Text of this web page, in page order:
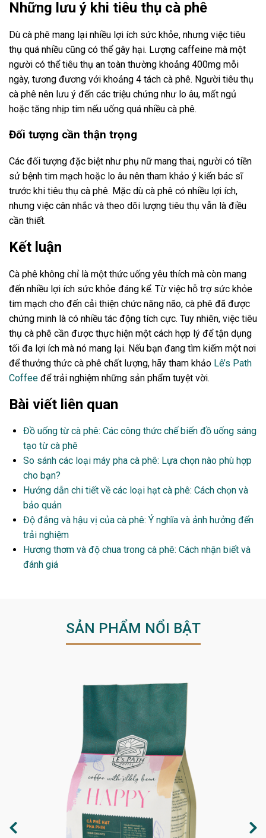
Những lưu ý khi tiêu thụ cà phê
Dù cà phê mang lại nhiều lợi ích sức khỏe, nhưng việc tiêu
thụ quá nhiều cũng có thể gây hại. Lượng caffeine mà một
người có thể tiêu thụ an toàn thường khoảng 400mg mỗi
ngày, tương đương với khoảng 4 tách cà phê. Người tiêu thụ
cà phê nên lưu ý đến các triệu chứng như lo âu, mất ngủ
hoặc tăng nhịp tim nếu uống quá nhiều cà phê.
Đối tượng cần thận trọng
Các đối tượng đặc biệt như phụ nữ mang thai, người có tiền
sử bệnh tim mạch hoặc lo âu nên tham khảo ý kiến bác sĩ
trước khi tiêu thụ cà phê. Mặc dù cà phê có nhiều lợi ích,
nhưng việc cân nhắc và theo dõi lượng tiêu thụ vẫn là điều
cần thiết.
Kết luận
Cà phê không chỉ là một thức uống yêu thích mà còn mang
đến nhiều lợi ích sức khỏe đáng kể. Từ việc hỗ trợ sức khỏe
tim mạch cho đến cải thiện chức năng não, cà phê đã được
chứng minh là có nhiều tác động tích cực. Tuy nhiên, việc tiêu
thụ cà phê cần được thực hiện một cách hợp lý để tận dụng
tối đa lợi ích mà nó mang lại. Nếu bạn đang tìm kiếm một nơi
để thưởng thức cà phê chất lượng, hãy tham khảo Lê’s Path
Coffee để trải nghiệm những sản phẩm tuyệt vời.
Bài viết liên quan
Đồ uống từ cà phê: Các công thức chế biến đồ uống sáng
tạo từ cà phê
So sánh các loại máy pha cà phê: Lựa chọn nào phù hợp
cho bạn?
Hướng dẫn chi tiết về các loại hạt cà phê: Cách chọn và
bảo quản
Độ đắng và hậu vị của cà phê: Ý nghĩa và ảnh hưởng đến
trải nghiệm
Hương thơm và độ chua trong cà phê: Cách nhận biết và
đánh giá
SẢN PHẨM NỔI BẬT